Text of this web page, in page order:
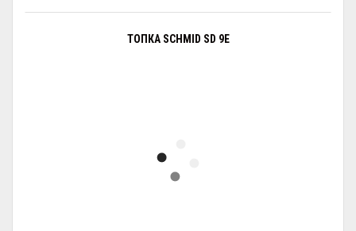
ТОПКА SCHMID SD 9E